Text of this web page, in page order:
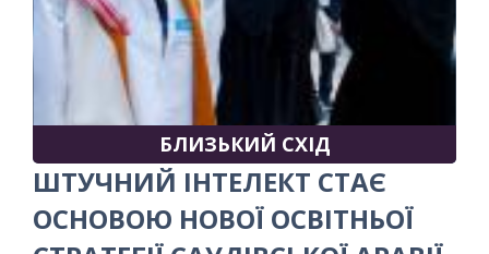
БЛИЗЬКИЙ СХІД
ШТУЧНИЙ ІНТЕЛЕКТ СТАЄ
ОСНОВОЮ НОВОЇ ОСВІТНЬОЇ